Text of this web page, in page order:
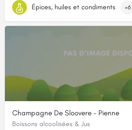
Épices, huiles et condiments +6
Champagne De Sloovere - Pienne
Boissons alcoolisées & Jus